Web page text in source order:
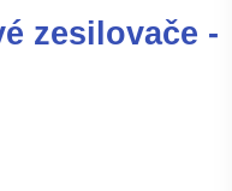
zesilovače -